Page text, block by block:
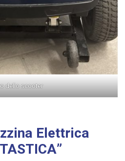
dello scooter
Elettrica